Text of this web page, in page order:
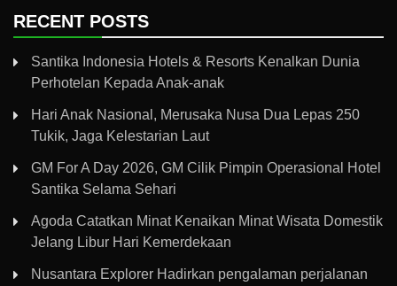
RECENT POSTS
Santika Indonesia Hotels & Resorts Kenalkan Dunia
Perhotelan Kepada Anak-anak
Hari Anak Nasional, Merusaka Nusa Dua Lepas 250
Tukik, Jaga Kelestarian Laut
GM For A Day 2026, GM Cilik Pimpin Operasional Hotel
Santika Selama Sehari
Agoda Catatkan Minat Kenaikan Minat Wisata Domestik
Jelang Libur Hari Kemerdekaan
Nusantara Explorer Hadirkan pengalaman perjalanan